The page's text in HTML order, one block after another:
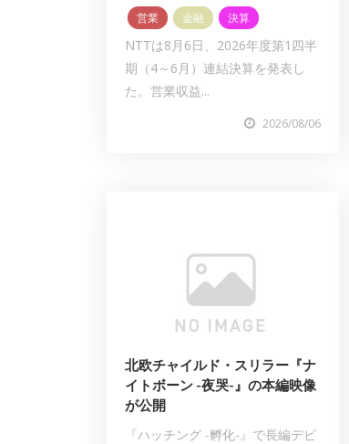
営業 金融 決算
NTTは8月6日、2026年度第1四半
期（4～6月）連結決算を発表し
た。営業収益...
2026/08/06
北欧チャイルド・スリラー『ナ
イトボーン -夜哭-』の本編映像
が公開
『ハッチング -孵化-』で長編デビ